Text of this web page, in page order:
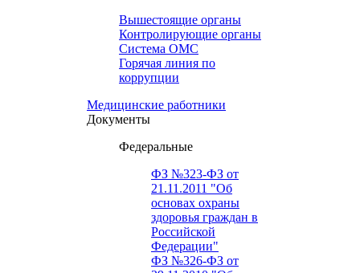
Вышестоящие органы
Контролирующие органы
Система ОМС
Горячая линия по
коррупции
Медицинские работники
Документы
Федеральные
ФЗ №323-ФЗ от
21.11.2011 "Об
основах охраны
здоровья граждан в
Российской
Федерации"
ФЗ №326-ФЗ от